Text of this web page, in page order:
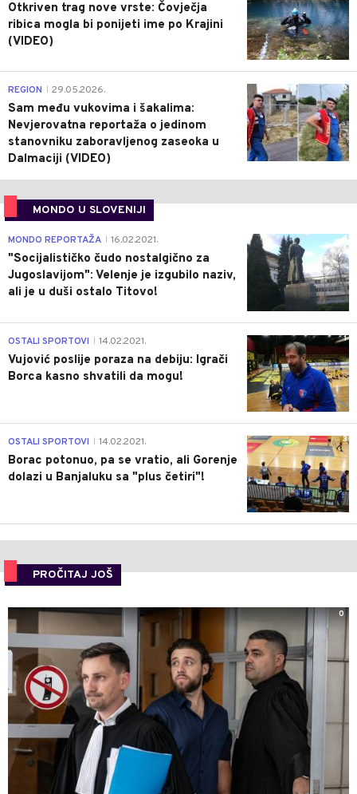
Otkriven trag nove vrste: Čovječja
ribica mogla bi ponijeti ime po Krajini
(VIDEO)
0
REGION 29.05.2026.
Sam među vukovima i šakalima:
Nevjerovatna reportaža o jedinom
stanovniku zaboravljenog zaseoka u
Dalmaciji (VIDEO)
MONDO U SLOVENIJI
4
MONDO REPORTAŽA 16.02.2021.
"Socijalističko čudo nostalgično za
Jugoslavijom": Velenje je izgubilo naziv,
ali je u duši ostalo Titovo!
1
OSTALI SPORTOVI 14.02.2021.
Vujović poslije poraza na debiju: Igrači
Borca kasno shvatili da mogu!
3
OSTALI SPORTOVI 14.02.2021.
Borac potonuo, pa se vratio, ali Gorenje
dolazi u Banjaluku sa "plus četiri"!
PROČITAJ JOŠ
0